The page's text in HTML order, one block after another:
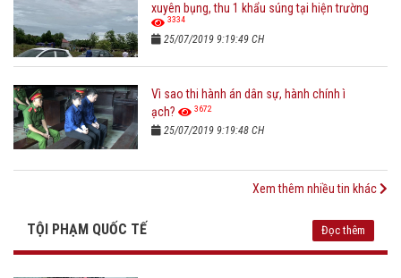
xuyên bụng, thu 1 khẩu súng tại hiện trường
3334
25/07/2019 9:19:49 CH
Vì sao thi hành án dân sự, hành chính ì
ạch?
3672
25/07/2019 9:19:48 CH
Xem thêm nhiều tin khác
TỘI PHẠM QUỐC TẾ Đọc thêm